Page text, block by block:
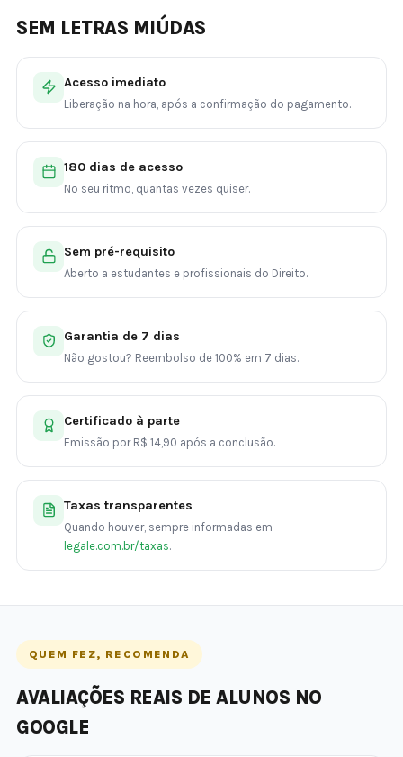
SEM LETRAS MIÚDAS
Acesso imediato
Liberação na hora, após a confirmação do pagamento.
180 dias de acesso
No seu ritmo, quantas vezes quiser.
Sem pré-requisito
Aberto a estudantes e profissionais do Direito.
Garantia de 7 dias
Não gostou? Reembolso de 100% em 7 dias.
Certificado à parte
Emissão por R$ 14,90 após a conclusão.
Taxas transparentes
Quando houver, sempre informadas em
legale.com.br/taxas.
QUEM FEZ, RECOMENDA
AVALIAÇÕES REAIS DE ALUNOS NO
GOOGLE